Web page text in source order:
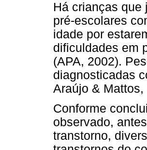
Há crianças que
pré-escolares
idade por
dificuldades em
(APA, 2002).
diagnosticadas
Araújo & Mattos,
Conforme
observado,
transtorno,